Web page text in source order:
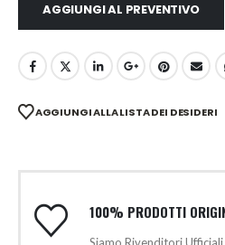
AGGIUNGI AL PREVENTIVO
AGGIUNGI ALLA LISTA DEI DESIDERI
100% PRODOTTI